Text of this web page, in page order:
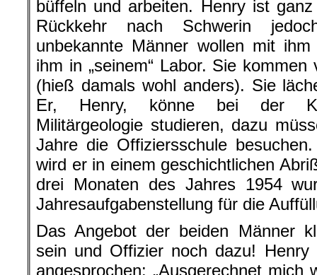
büffeln und arbeiten. Henry ist
Rückkehr nach Schwerin
unbekannte Männer wollen mit
ihm in „seinem“ Labor. Sie
(hieß damals wohl anders). Sie
Er, Henry, könne bei der
Militärgeologie studieren, dazu
Jahre die Offiziersschule
wird er in einem geschichtlichen
drei Monaten des Jahres 1954
Jahresaufgabenstellung für die
Das Angebot der beiden Männer
sein und Offizier noch dazu!
angesprochen: „Ausgerechnet